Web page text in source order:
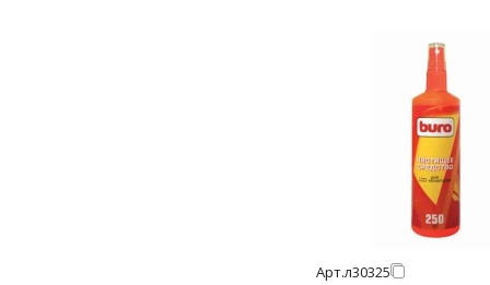
Арт.л30325